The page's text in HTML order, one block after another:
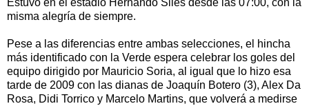
Estuvo en el estadio Hernando Siles desde las 07:00, con la
misma alegría de siempre.
Pese a las diferencias entre ambas selecciones, el hincha
más identificado con la Verde espera celebrar los goles del
equipo dirigido por Mauricio Soria, al igual que lo hizo esa
tarde de 2009 con las dianas de Joaquín Botero (3), Alex Da
Rosa, Didi Torrico y Marcelo Martins, que volverá a medirse